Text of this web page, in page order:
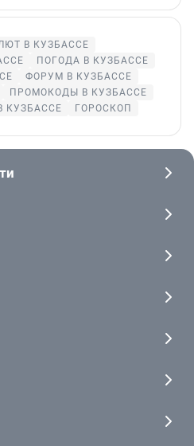
В КУЗБАССЕ
ПОГОДА В КУЗБАССЕ
ФОРУМ В КУЗБАССЕ
ПРОМОКОДЫ В КУЗБАССЕ
КУЗБАССЕ
ГОРОСКОП